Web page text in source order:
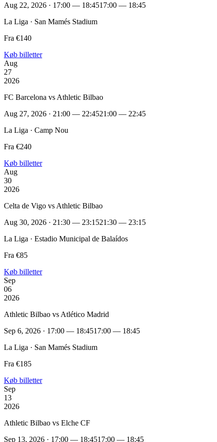
Aug 22, 2026 · 17:00 — 18:4517:00 — 18:45
La Liga · San Mamés Stadium
Fra €140
Køb billetter
Aug
27
2026
FC Barcelona vs Athletic Bilbao
Aug 27, 2026 · 21:00 — 22:4521:00 — 22:45
La Liga · Camp Nou
Fra €240
Køb billetter
Aug
30
2026
Celta de Vigo vs Athletic Bilbao
Aug 30, 2026 · 21:30 — 23:1521:30 — 23:15
La Liga · Estadio Municipal de Balaídos
Fra €85
Køb billetter
Sep
06
2026
Athletic Bilbao vs Atlético Madrid
Sep 6, 2026 · 17:00 — 18:4517:00 — 18:45
La Liga · San Mamés Stadium
Fra €185
Køb billetter
Sep
13
2026
Athletic Bilbao vs Elche CF
Sep 13, 2026 · 17:00 — 18:4517:00 — 18:45